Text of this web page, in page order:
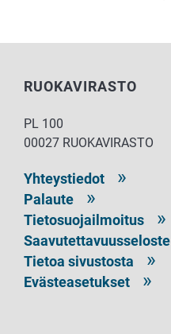
RUOKAVIRASTO
PL 100
00027 RUOKAVIRASTO
Yhteystiedot
Palaute
Tietosuojailmoitus
Saavutettavuusseloste
Tietoa sivustosta
Evästeasetukset